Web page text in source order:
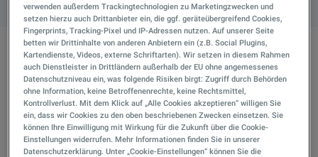
Was ist Solar Energie und wie wird sie erzeugt?
Solar Energie (auch Sonnenenergie) ist die Energie, die
aus der natürlichen Strahlung der Sonne gewonnen
wird. Durch die sogenannte Photovoltaik-Technologie
wird das Sonnenlicht mithilfe von Solarzellen direkt in
nutzbaren, elektrischen Strom umgewandelt. Da bei
verwenden außerdem Trackingtechnologien zu Marketingzwecken und
setzen hierzu auch Drittanbieter ein, die ggf. geräteübergreifend Cookies,
Fingerprints, Tracking-Pixel und IP-Adressen nutzen. Auf unserer Seite
betten wir Drittinhalte von anderen Anbietern ein (z.B. Social Plugins,
Kartendienste, Videos, externe Schriftarten). Wir setzen in diesem Rahmen
auch Dienstleister in Drittländern außerhalb der EU ohne angemessenes
Datenschutzniveau ein, was folgende Risiken birgt: Zugriff durch Behörden
ohne Information, keine Betroffenenrechte, keine Rechtsmittel,
Kontrollverlust. Mit dem Klick auf „Alle Cookies akzeptieren“ willigen Sie
ein, dass wir Cookies zu den oben beschriebenen Zwecken einsetzen. Sie
können Ihre Einwilligung mit Wirkung für die Zukunft über die Cookie-
Einstellungen widerrufen. Mehr Informationen finden Sie in unserer
Datenschutzerklärung. Unter „Cookie-Einstellungen“ können Sie die